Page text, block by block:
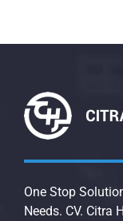
One Stop
Needs. CV. Citra